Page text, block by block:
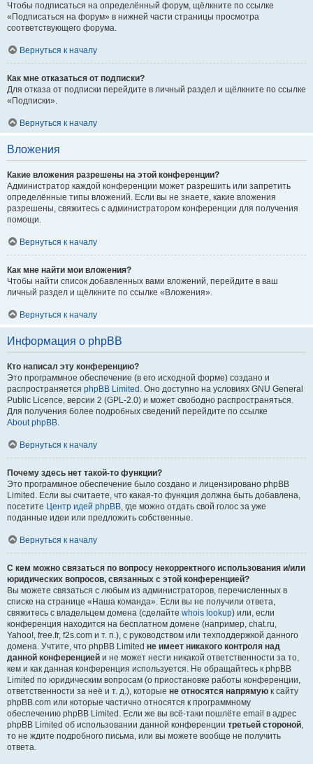
Чтобы подписаться на определённый форум, щёлкните по ссылке
«Подписаться на форум» в нижней части страницы просмотра
соответствующего форума.
Вернуться к началу
Как мне отказаться от подписки?
Для отказа от подписки перейдите в личный раздел и щёлкните по ссылке
«Подписки».
Вернуться к началу
Вложения
Какие вложения разрешены на этой конференции?
Администратор каждой конференции может разрешить или запретить
определённые типы вложений. Если вы не знаете, какие вложения
разрешены, свяжитесь с администратором конференции для получения
помощи.
Вернуться к началу
Как мне найти мои вложения?
Чтобы найти список добавленных вами вложений, перейдите в ваш
личный раздел и щёлкните по ссылке «Вложения».
Вернуться к началу
Информация о phpBB
Кто написал эту конференцию?
Это программное обеспечение (в его исходной форме) создано и
распространяется phpBB Limited . Оно доступно на условиях GNU General
Public Licence, версии 2 (GPL-2.0) и может свободно распространяться.
Для получения более подробных сведений перейдите по ссылке
About phpBB.
Вернуться к началу
Почему здесь нет такой-то функции?
Это программное обеспечение было создано и лицензировано phpBB
Limited. Если вы считаете, что какая-то функция должна быть добавлена,
посетите Центр идей phpBB, где можно отдать свой голос за уже
поданные идеи или предложить собственные.
Вернуться к началу
С кем можно связаться по вопросу некорректного использования и/или
юридических вопросов, связанных с этой конференцией?
Вы можете связаться с любым из администраторов, перечисленных в
списке на странице «Наша команда». Если вы не получили ответа,
свяжитесь с владельцем домена (сделайте whois lookup) или, если
конференция находится на бесплатном домене (например, chat.ru,
Yahoo!, free.fr, f2s.com и т. п.), с руководством или техподдержкой данного
домена. Учтите, что phpBB Limited не имеет никакого контроля над
данной конференцией и не может нести никакой ответственности за то,
кем и как данная конференция используется. Не обращайтесь к phpBB
Limited по юридическим вопросам (о приостановке работы конференции,
ответственности за неё и т. д.), которые не относятся напрямую к сайту
phpBB.com или которые частично относятся к программному
обеспечению phpBB Limited. Если же вы всё-таки пошлёте email в адрес
phpBB Limited об использовании данной конференции третьей стороной,
то не ждите подробного письма, или вы можете вообще не получить
ответа.